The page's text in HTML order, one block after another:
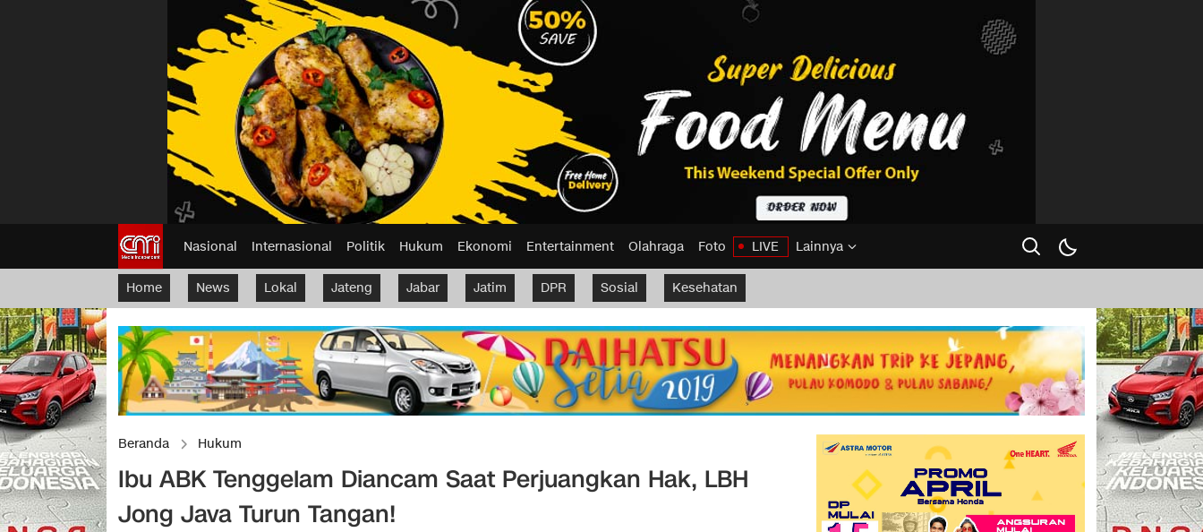
Nasional Internasional Politik Hukum Ekonomi Entertainment Olahraga Foto LIVE Lainnya
Home News Lokal Jateng Jabar Jatim DPR Sosial Kesehatan
Beranda Hukum
Ibu ABK Tenggelam Diancam Saat Perjuangkan Hak, LBH
Jong Java Turun Tangan!